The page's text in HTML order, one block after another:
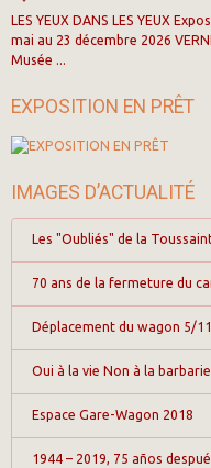
LES YEUX DANS LES YEUX
mai au 23 décembre 2026
Musée ...
EXPOSITION EN PRÊT
IMAGES D’ACTUALITÉ
Les "Oubliés" de la
70 ans de la fermeture du
Déplacement du wagon 5/
Oui à la vie Non à la barbarie
Espace Gare-Wagon 2018
1944 – 2019, 75 años